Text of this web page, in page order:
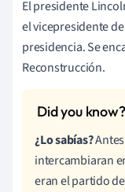
El presidente
el vicepresidente
presidencia. Se
Reconstrucción.
¿Lo sabías?
intercambiaran
eran el partido